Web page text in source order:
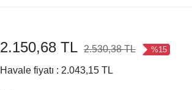
2.150,68 TL 2.530,38 TL %15
Havale fiyatı : 2.043,15 TL